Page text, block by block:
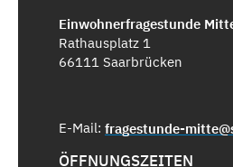
Einwohnerfragestunde
Rathausplatz 1
66111 Saarbrücken
E-Mail:
ÖFFNUNGSZEITEN